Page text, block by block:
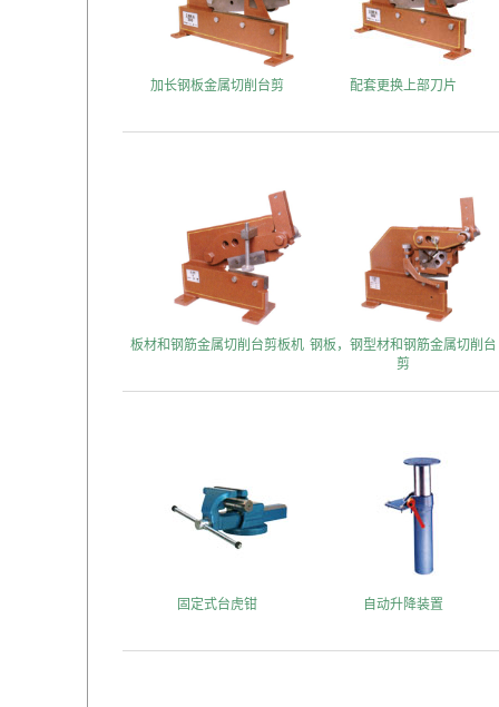
加长钢板金属切削台剪 配套更换上部刀片
板材和钢筋金属切削台剪板机 钢板，钢型材和钢筋金属切削台
剪
固定式台虎钳 自动升降装置